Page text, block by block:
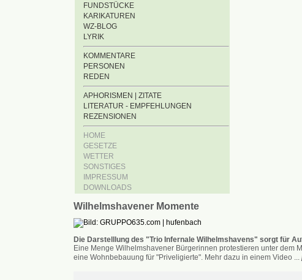
FUNDSTÜCKE
KARIKATUREN
WZ-BLOG
LYRIK
KOMMENTARE
PERSONEN
REDEN
APHORISMEN | ZITATE
LITERATUR - EMPFEHLUNGEN
REZENSIONEN
HOME
GESETZE
WETTER
SONSTIGES
IMPRESSUM
DOWNLOADS
Wilhelmshavener Momente
Die Darstelllung des "Trio Infernale Wilhelmshavens" sorgt für
Eine Menge Wilhelmshavener Bürgerinnen protestieren unter dem
eine Wohnbebauung für "Priveligierte". Mehr dazu in einem Video ...